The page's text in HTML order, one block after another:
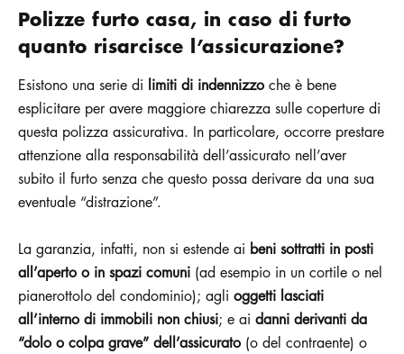
Polizze furto casa, in caso di furto
quanto risarcisce l’assicurazione?
Esistono una serie di limiti di indennizzo che è bene
esplicitare per avere maggiore chiarezza sulle coperture di
questa polizza assicurativa. In particolare, occorre prestare
attenzione alla responsabilità dell’assicurato nell’aver
subito il furto senza che questo possa derivare da una sua
eventuale “distrazione”.
La garanzia, infatti, non si estende ai beni sottratti in posti
all’aperto o in spazi comuni (ad esempio in un cortile o nel
pianerottolo del condominio); agli oggetti lasciati
all’interno di immobili non chiusi; e ai danni derivanti da
“dolo o colpa grave” dell’assicurato (o del contraente) o